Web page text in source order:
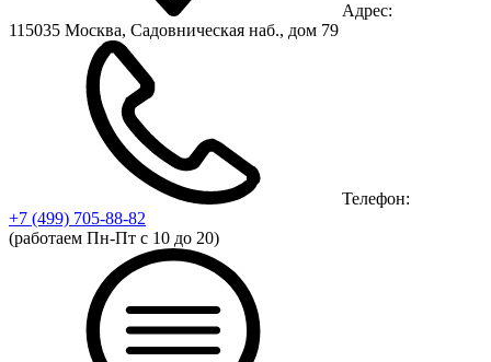
Адрес:
115035 Москва, Садовническая наб., дом 79
Телефон:
+7 (499) 705-88-82
(работаем Пн-Пт с 10 до 20)